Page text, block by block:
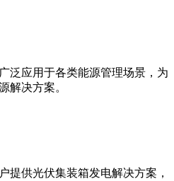
泛应用于各类能源管理场景，为
解决方案。
提供光伏集装箱发电解决方案，